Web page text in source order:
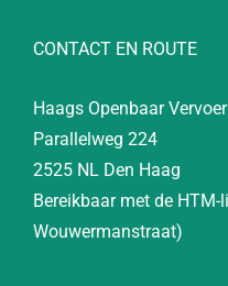
CONTACT EN ROUTE
Haags Openbaar
Parallelweg 224
2525 NL Den Haag
Bereikbaar met de
Wouwermanstraat)